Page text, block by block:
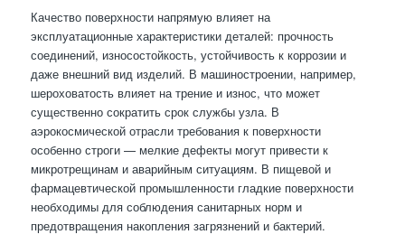
Качество поверхности напрямую влияет на
эксплуатационные характеристики деталей: прочность
соединений, износостойкость, устойчивость к коррозии и
даже внешний вид изделий. В машиностроении, например,
шероховатость влияет на трение и износ, что может
существенно сократить срок службы узла. В
аэрокосмической отрасли требования к поверхности
особенно строги — мелкие дефекты могут привести к
микротрещинам и аварийным ситуациям. В пищевой и
фармацевтической промышленности гладкие поверхности
необходимы для соблюдения санитарных норм и
предотвращения накопления загрязнений и бактерий.